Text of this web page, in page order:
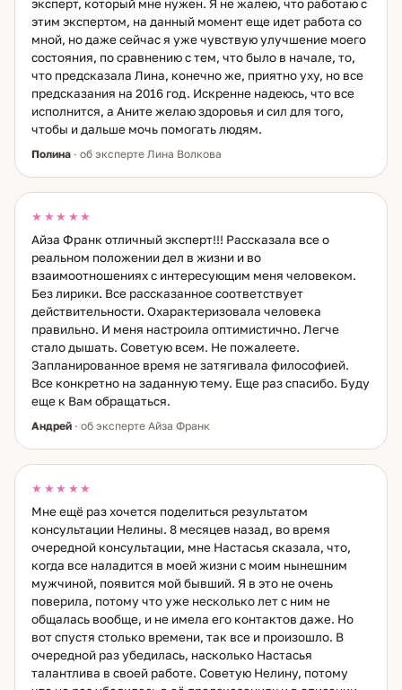
консультации. Если вам нужен честный, многосторонний
анализ ситуации — я готова к работе.
эксперт, который мне нужен. Я не жалею, что работаю с
этим экспертом, на данный момент еще идет работа со
мной, но даже сейчас я уже чувствую улучшение моего
состояния, по сравнению с тем, что было в начале, то,
что предсказала Лина, конечно же, приятно уху, но все
предсказания на 2016 год. Искренне надеюсь, что все
исполнится, а Аните желаю здоровья и сил для того,
чтобы и дальше мочь помогать людям.
Полина · об эксперте Лина Волкова
★★★★★
Айза Франк отличный эксперт!!! Рассказала все о
реальном положении дел в жизни и во
взаимоотношениях с интересующим меня человеком.
Без лирики. Все рассказанное соответствует
действительности. Охарактеризовала человека
правильно. И меня настроила оптимистично. Легче
стало дышать. Советую всем. Не пожалеете.
Запланированное время не затягивала философией.
Все конкретно на заданную тему. Еще раз спасибо. Буду
еще к Вам обращаться.
Андрей · об эксперте Айза Франк
★★★★★
Мне ещё раз хочется поделиться результатом
консультации Нелины. 8 месяцев назад, во время
очередной консультации, мне Настасья сказала, что,
когда все наладится в моей жизни с моим нынешним
мужчиной, появится мой бывший. Я в это не очень
поверила, потому что уже несколько лет с ним не
общалась вообще, и не имела его контактов даже. Но
вот спустя столько времени, так все и произошло. В
очередной раз убедилась, насколько Настасья
талантлива в своей работе. Советую Нелину, потому